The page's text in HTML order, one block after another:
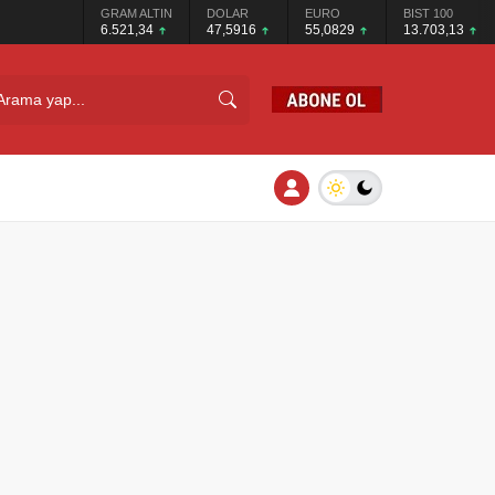
GRAM ALTIN
6.521,34
DOLAR
47,5916
EURO
55,0829
BIST 100
13.703,13